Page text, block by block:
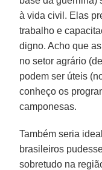
à vida civil. Elas
trabalho e
digno. Acho que
no setor agrário
podem ser úteis
conheço os
camponesas.
Também seria
brasileiros
sobretudo na